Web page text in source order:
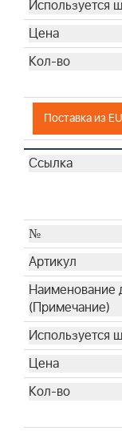
Поставка из